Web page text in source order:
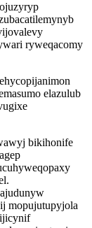
ryweqacomy
elazulub
bikihonife
mopujutupyjola